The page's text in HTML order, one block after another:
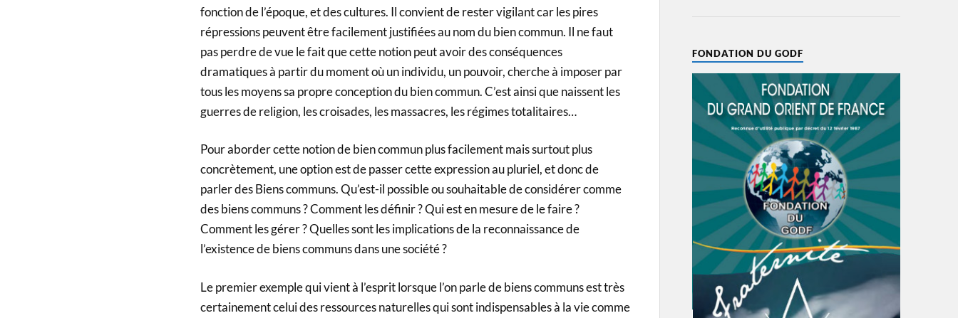
fonction de l’époque, et des cultures. Il convient de rester vigilant car les pires
répressions peuvent être facilement justifiées au nom du bien commun. Il ne faut
pas perdre de vue le fait que cette notion peut avoir des conséquences
dramatiques à partir du moment où un individu, un pouvoir, cherche à imposer par
tous les moyens sa propre conception du bien commun. C’est ainsi que naissent les
guerres de religion, les croisades, les massacres, les régimes totalitaires…
Pour aborder cette notion de bien commun plus facilement mais surtout plus
concrètement, une option est de passer cette expression au pluriel, et donc de
parler des Biens communs. Qu’est-il possible ou souhaitable de considérer comme
des biens communs ? Comment les définir ? Qui est en mesure de le faire ?
Comment les gérer ? Quelles sont les implications de la reconnaissance de
l’existence de biens communs dans une société ?
Le premier exemple qui vient à l’esprit lorsque l’on parle de biens communs est très
certainement celui des ressources naturelles qui sont indispensables à la vie comme
FONDATION DU GODF